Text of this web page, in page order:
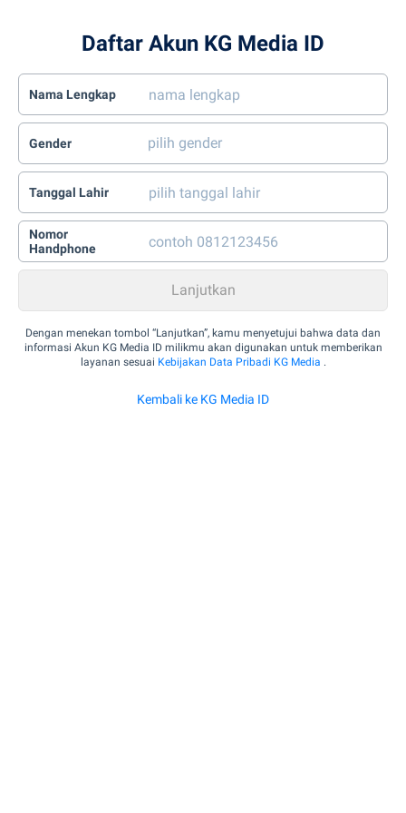
Daftar Akun KG Media ID
Nama Lengkap
Gender
Tanggal Lahir
Nomor
Handphone
Dengan menekan tombol “Lanjutkan”, kamu menyetujui bahwa data dan
informasi Akun KG Media ID milikmu akan digunakan untuk memberikan
layanan sesuai Kebijakan Data Pribadi KG Media .
Kembali ke KG Media ID